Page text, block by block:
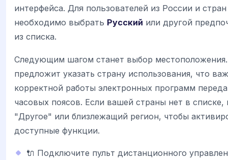
интерфейса. Для пользователей из России и
необходимо выбрать Русский или другой
из списка.
Следующим шагом станет выбор
предложит указать страну использования, что
корректной работы электронных программ
часовых поясов. Если вашей страны нет в списке,
"Другое" или близлежащий регион, чтобы
доступные функции.
🔌 Подключите пульт дистанционного